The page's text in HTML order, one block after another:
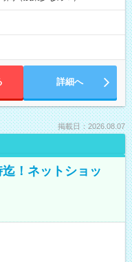
詳細へ
掲載日：2026.08.07
！ネットショッ